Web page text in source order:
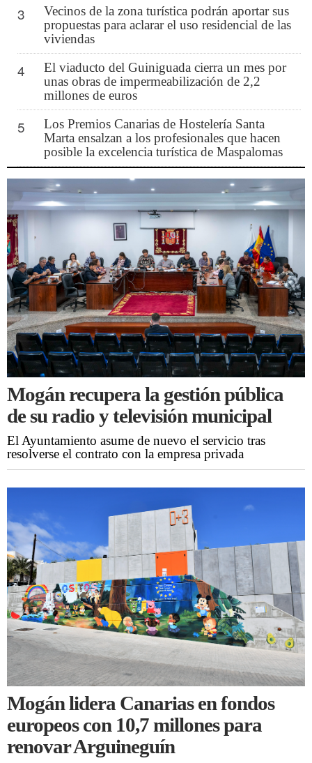
3
Vecinos de la zona turística podrán aportar sus
propuestas para aclarar el uso residencial de las
viviendas
4
El viaducto del Guiniguada cierra un mes por
unas obras de impermeabilización de 2,2
millones de euros
5
Los Premios Canarias de Hostelería Santa
Marta ensalzan a los profesionales que hacen
posible la excelencia turística de Maspalomas
Mogán recupera la gestión pública
de su radio y televisión municipal
El Ayuntamiento asume de nuevo el servicio tras
resolverse el contrato con la empresa privada
Mogán lidera Canarias en fondos
europeos con 10,7 millones para
renovar Arguineguín